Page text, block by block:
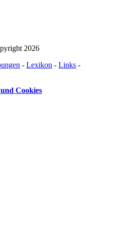
2026
- Lexikon - Links -
Cookies